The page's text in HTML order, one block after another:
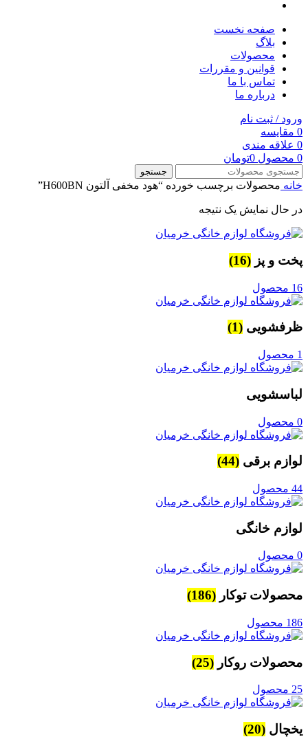
صفحه نخست
بلاگ
محصولات
قوانین و مقررات
تماس با ما
درباره ما
ورود / ثبت نام
0 مقایسه
0 علاقه مندی
0 محصول 0تومان
جستجو
خانه محصولات برچسب خورده “هود مخفی آلتون H600BN”
در حال نمایش یک نتیجه
پخت و پز (16)
16 محصول
ظرفشویی (1)
1 محصول
لباسشویی
0 محصول
لوازم برقی (44)
44 محصول
لوازم خانگی
0 محصول
محصولات توکار (186)
186 محصول
محصولات روکار (25)
25 محصول
یخچال (20)